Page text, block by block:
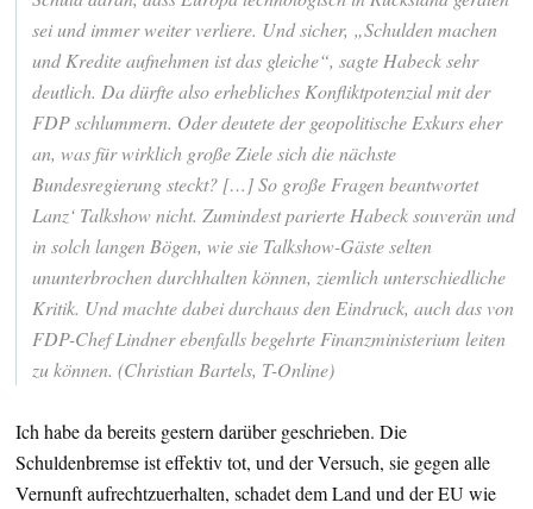
sei und immer weiter verliere. Und sicher, „Schulden machen
und Kredite aufnehmen ist das gleiche“, sagte Habeck sehr
deutlich. Da dürfte also erhebliches Konfliktpotenzial mit der
FDP schlummern. Oder deutete der geopolitische Exkurs eher
an, was für wirklich große Ziele sich die nächste
Bundesregierung steckt? […] So große Fragen beantwortet
Lanz‘ Talkshow nicht. Zumindest parierte Habeck souverän und
in solch langen Bögen, wie sie Talkshow-Gäste selten
ununterbrochen durchhalten können, ziemlich unterschiedliche
Kritik. Und machte dabei durchaus den Eindruck, auch das von
FDP-Chef Lindner ebenfalls begehrte Finanzministerium leiten
zu können. (Christian Bartels, T-Online)
Ich habe da bereits gestern darüber geschrieben. Die
Schuldenbremse ist effektiv tot, und der Versuch, sie gegen alle
Vernunft aufrechtzuerhalten, schadet dem Land und der EU wie